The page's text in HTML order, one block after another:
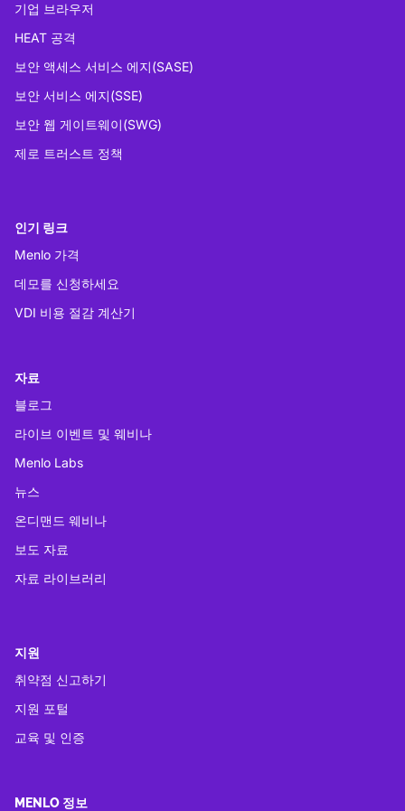
기업 브라우저
HEAT 공격
보안 액세스 서비스 에지(SASE)
보안 서비스 에지(SSE)
보안 웹 게이트웨이(SWG)
제로 트러스트 정책
인기 링크
Menlo 가격
데모를 신청하세요
VDI 비용 절감 계산기
자료
블로그
라이브 이벤트 및 웨비나
Menlo Labs
뉴스
온디맨드 웨비나
보도 자료
자료 라이브러리
지원
취약점 신고하기
지원 포털
교육 및 인증
MENLO 정보